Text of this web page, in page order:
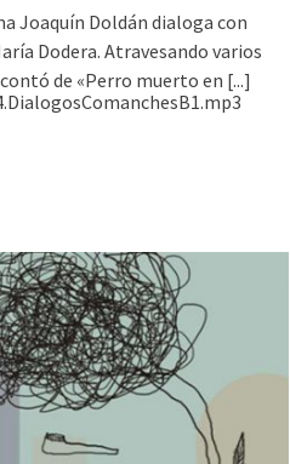
Joaquín Doldán dialoga con
Dodera. Atravesando varios
de «Perro muerto en [...]